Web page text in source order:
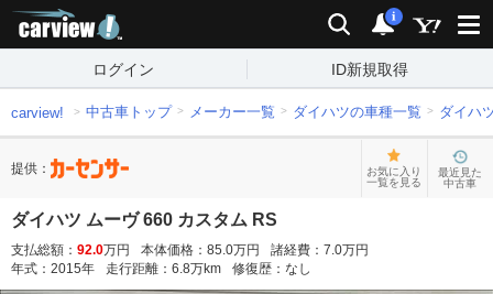
検索 通知
i
ログイン ID新規取得
carview! 中古車トップ メーカー一覧 ダイハツの車種一覧 ダイハ
提供：
お気に入り
一覧を見る
最近見た
中古車
ダイハツ ムーヴ 660 カスタム RS
支払総額： 92.0万円 本体価格： 85.0万円 諸経費： 7.0万円
年式： 2015年 走行距離： 6.8万km 修復歴： なし